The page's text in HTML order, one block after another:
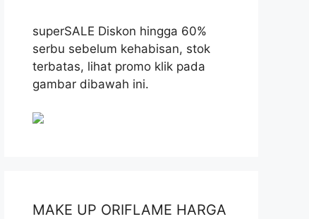
superSALE Diskon hingga 60%
serbu sebelum kehabisan, stok
terbatas, lihat promo klik pada
gambar dibawah ini.
MAKE UP ORIFLAME HARGA